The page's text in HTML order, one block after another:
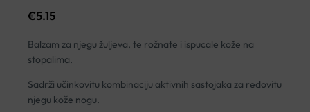
€5.15
Balzam za njegu žuljeva, te rožnate i ispucale kože na
stopalima.
Sadrži učinkovitu kombinaciju aktivnih sastojaka za redovitu
njegu kože nogu.